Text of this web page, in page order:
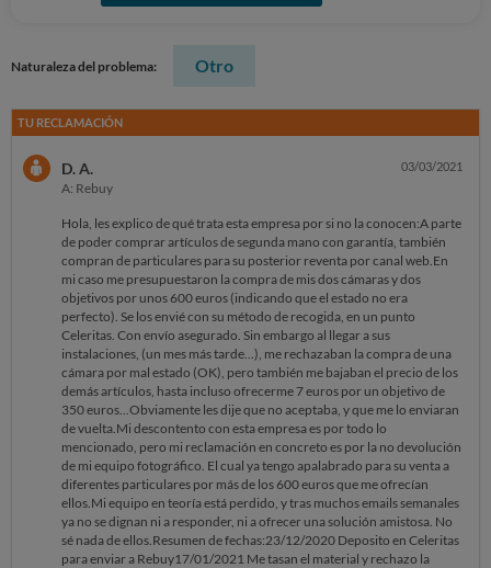
Naturaleza del problema: Otro
TU RECLAMACIÓN
D. A.
A: Rebuy
03/03/2021
Hola, les explico de qué trata esta empresa por si no la conocen:A parte
de poder comprar artículos de segunda mano con garantía, también
compran de particulares para su posterior reventa por canal web.En
mi caso me presupuestaron la compra de mis dos cámaras y dos
objetivos por unos 600 euros (indicando que el estado no era
perfecto). Se los envié con su método de recogida, en un punto
Celeritas. Con envío asegurado. Sin embargo al llegar a sus
instalaciones, (un mes más tarde...), me rechazaban la compra de una
cámara por mal estado (OK), pero también me bajaban el precio de los
demás artículos, hasta incluso ofrecerme 7 euros por un objetivo de
350 euros...Obviamente les dije que no aceptaba, y que me lo enviaran
de vuelta.Mi descontento con esta empresa es por todo lo
mencionado, pero mi reclamación en concreto es por la no devolución
de mi equipo fotográfico. El cual ya tengo apalabrado para su venta a
diferentes particulares por más de los 600 euros que me ofrecían
ellos.Mi equipo en teoría está perdido, y tras muchos emails semanales
ya no se dignan ni a responder, ni a ofrecer una solución amistosa. No
sé nada de ellos.Resumen de fechas:23/12/2020 Deposito en Celeritas
para enviar a Rebuy17/01/2021 Me tasan el material y rechazo la